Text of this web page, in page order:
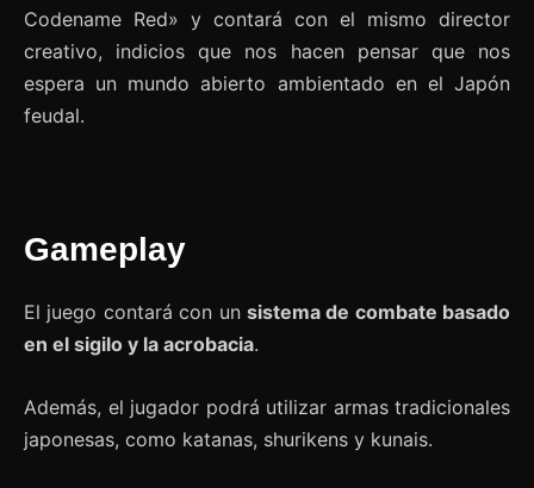
Codename Red» y contará con el mismo director
creativo, indicios que nos hacen pensar que nos
espera un mundo abierto ambientado en el Japón
feudal.
Gameplay
El juego contará con un sistema de combate basado
en el sigilo y la acrobacia.
Además, el jugador podrá utilizar armas tradicionales
japonesas, como katanas, shurikens y kunais.